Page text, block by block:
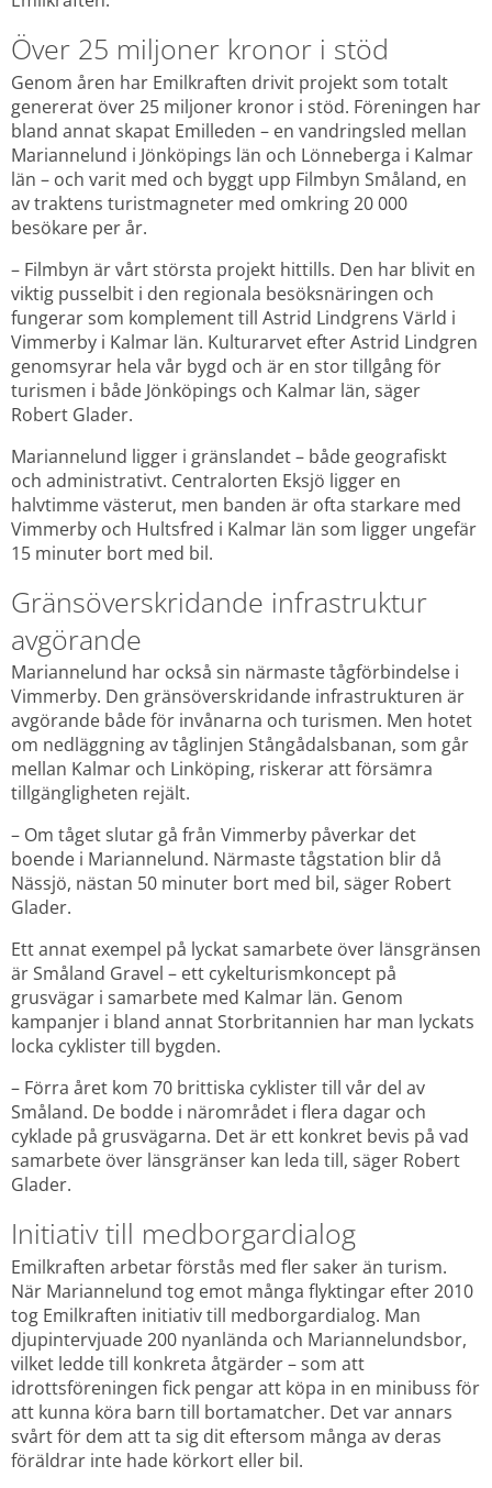
Över 25 miljoner kronor i stöd
Genom åren har Emilkraften drivit projekt som totalt
genererat över 25 miljoner kronor i stöd. Föreningen har
bland annat skapat Emilleden – en vandringsled mellan
Mariannelund i Jönköpings län och Lönneberga i Kalmar
län – och varit med och byggt upp Filmbyn Småland, en
av traktens turistmagneter med omkring 20 000
besökare per år.
– Filmbyn är vårt största projekt hittills. Den har blivit en
viktig pusselbit i den regionala besöksnäringen och
fungerar som komplement till Astrid Lindgrens Värld i
Vimmerby i Kalmar län. Kulturarvet efter Astrid Lindgren
genomsyrar hela vår bygd och är en stor tillgång för
turismen i både Jönköpings och Kalmar län, säger
Robert Glader.
Mariannelund ligger i gränslandet – både geografiskt
och administrativt. Centralorten Eksjö ligger en
halvtimme västerut, men banden är ofta starkare med
Vimmerby och Hultsfred i Kalmar län som ligger ungefär
15 minuter bort med bil.
Gränsöverskridande infrastruktur
avgörande
Mariannelund har också sin närmaste tågförbindelse i
Vimmerby. Den gränsöverskridande infrastrukturen är
avgörande både för invånarna och turismen. Men hotet
om nedläggning av tåglinjen Stångådalsbanan, som går
mellan Kalmar och Linköping, riskerar att försämra
tillgängligheten rejält.
– Om tåget slutar gå från Vimmerby påverkar det
boende i Mariannelund. Närmaste tågstation blir då
Nässjö, nästan 50 minuter bort med bil, säger Robert
Glader.
Ett annat exempel på lyckat samarbete över länsgränsen
är Småland Gravel – ett cykelturismkoncept på
grusvägar i samarbete med Kalmar län. Genom
kampanjer i bland annat Storbritannien har man lyckats
locka cyklister till bygden.
– Förra året kom 70 brittiska cyklister till vår del av
Småland. De bodde i närområdet i flera dagar och
cyklade på grusvägarna. Det är ett konkret bevis på vad
samarbete över länsgränser kan leda till, säger Robert
Glader.
Initiativ till medborgardialog
Emilkraften arbetar förstås med fler saker än turism.
När Mariannelund tog emot många flyktingar efter 2010
tog Emilkraften initiativ till medborgardialog. Man
djupintervjuade 200 nyanlända och Mariannelundsbor,
vilket ledde till konkreta åtgärder – som att
idrottsföreningen fick pengar att köpa in en minibuss för
att kunna köra barn till bortamatcher. Det var annars
svårt för dem att ta sig dit eftersom många av deras
föräldrar inte hade körkort eller bil.